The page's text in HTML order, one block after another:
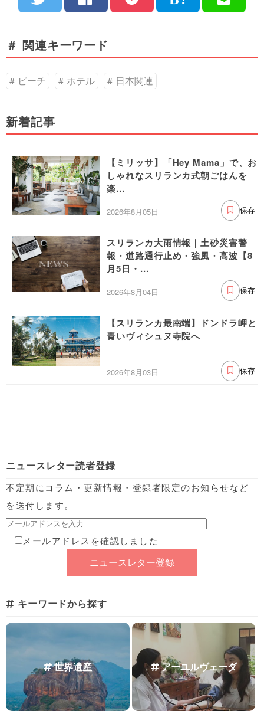
＃ 関連キーワード
ビーチ ホテル 日本関連
新着記事
【ミリッサ】「Hey Mama」で、お
しゃれなスリランカ式朝ごはんを
楽...
2026年8月05日 保存
スリランカ大雨情報｜土砂災害警
報・道路通行止め・強風・高波【8
月5日・...
2026年8月04日 保存
【スリランカ最南端】ドンドラ岬と
青いヴィシュヌ寺院へ
2026年8月03日 保存
ニュースレター読者登録
不定期にコラム・更新情報・登録者限定のお知らせなど
を送付します。
メールアドレスを確認しました
キーワードから探す
世界遺産 アーユルヴェーダ